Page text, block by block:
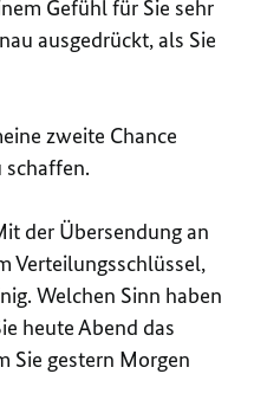
Gefühl für Sie sehr
ausgedrückt, als Sie
zweite Chance
schaffen.
der Übersendung an
Verteilungsschlüssel,
Welchen Sinn haben
heute Abend das
Sie gestern Morgen